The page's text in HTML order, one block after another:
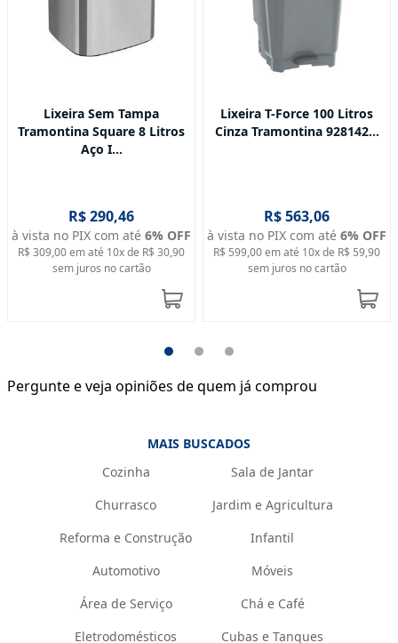
Lixeira Sem Tampa
Tramontina Square 8 Litros
Aço I...
R$ 290,46
à vista no PIX com até 6% OFF
R$ 309,00em até 10x de R$ 30,90
sem juros no cartão
Lixeira T-Force 100 Litros
Cinza Tramontina 928142...
R$ 563,06
à vista no PIX com até 6% OFF
R$ 599,00em até 10x de R$ 59,90
sem juros no cartão
Pergunte e veja opiniões de quem já comprou
MAIS BUSCADOS
Cozinha
Sala de Jantar
Churrasco
Jardim e Agricultura
Reforma e Construção
Infantil
Automotivo
Móveis
Área de Serviço
Chá e Café
Eletrodomésticos
Cubas e Tanques